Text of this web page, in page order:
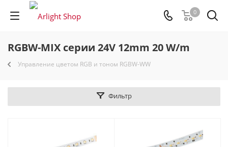
0
RGBW-MIX серии 24V 12mm 20 W/m
Управление цветом RGB и тоном RGBW-WW
Фильтр